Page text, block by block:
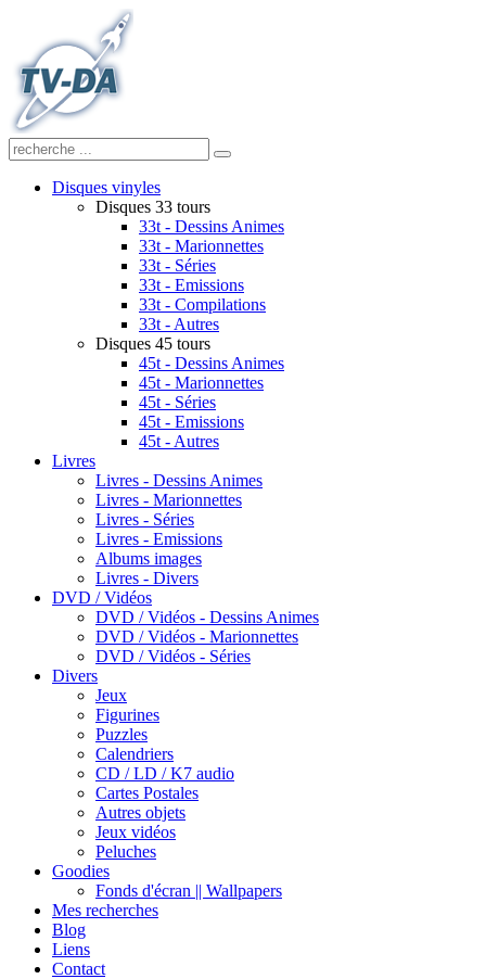
Disques vinyles
Disques 33 tours
33t - Dessins Animes
33t - Marionnettes
33t - Séries
33t - Emissions
33t - Compilations
33t - Autres
Disques 45 tours
45t - Dessins Animes
45t - Marionnettes
45t - Séries
45t - Emissions
45t - Autres
Livres
Livres - Dessins Animes
Livres - Marionnettes
Livres - Séries
Livres - Emissions
Albums images
Livres - Divers
DVD / Vidéos
DVD / Vidéos - Dessins Animes
DVD / Vidéos - Marionnettes
DVD / Vidéos - Séries
Divers
Jeux
Figurines
Puzzles
Calendriers
CD / LD / K7 audio
Cartes Postales
Autres objets
Jeux vidéos
Peluches
Goodies
Fonds d'écran || Wallpapers
Mes recherches
Blog
Liens
Contact